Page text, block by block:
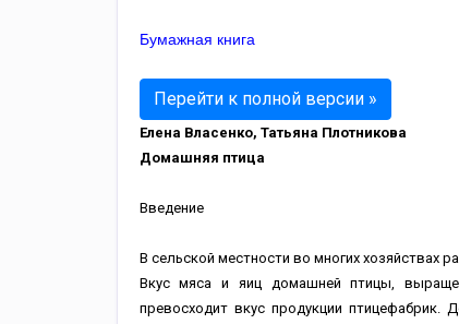
Бумажная книга
Перейти к полной версии »
Елена Власенко, Татьяна Плотникова
Домашняя птица
Введение
В сельской местности во многих хозяйствах
Вкус мяса и яиц домашней птицы,
превосходит вкус продукции